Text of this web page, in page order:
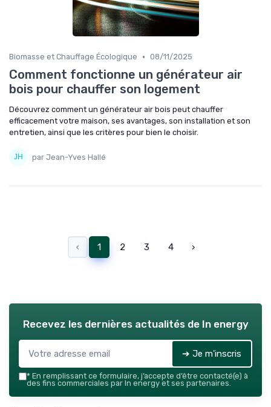
Biomasse et Chauffage Écologique • 08/11/2025
Comment fonctionne un générateur air
bois pour chauffer son logement
Découvrez comment un générateur air bois peut chauffer
efficacement votre maison, ses avantages, son installation et son
entretien, ainsi que les critères pour bien le choisir.
par Jean-Yves Hallé
‹ 1 2 3 4 ›
Recevez les dernières actualités de In energy
➔ Je m'inscris
* En remplissant ce formulaire, j’accepte d’être contacté(e) à
des fins commerciales par In energy et ses partenaires.